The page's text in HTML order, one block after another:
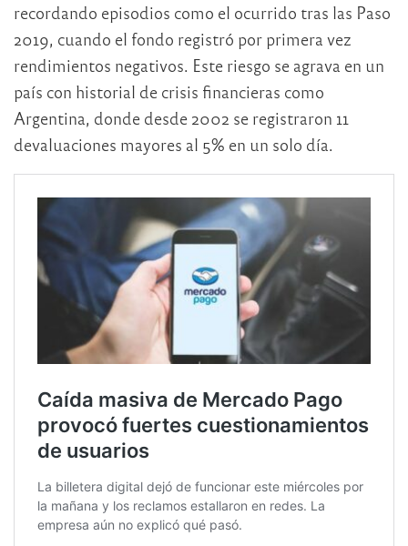
recordando episodios como el ocurrido tras las Paso
2019, cuando el fondo registró por primera vez
rendimientos negativos. Este riesgo se agrava en un
país con historial de crisis financieras como
Argentina, donde desde 2002 se registraron 11
devaluaciones mayores al 5% en un solo día.